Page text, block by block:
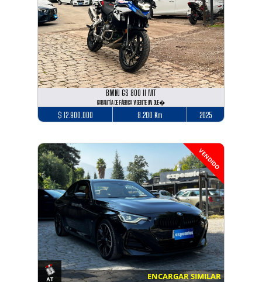
BMW GS 800 II MT
GARANTÍA DE FÁBRICA VIGENTE UN DUE�
$ 12.900.000 8.200 Km 2025
VENDIDO
ENCARGAR SIMILAR